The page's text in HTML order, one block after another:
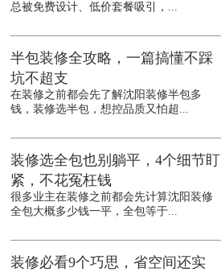
总被免费设计、低价套餐吸引，...
半包装修全攻略，一篇搞懂不踩
坑不超支
在装修之前都会先了解沈阳装修半包多
钱，装修选半包，想控品质又怕超...
装修选全包也别躺平，4个细节盯
紧，不花冤枉钱
很多业主在装修之前都会先计算沈阳装修
全包大概多少钱一平，全包等于...
装修必看9个巧思，省空间还实